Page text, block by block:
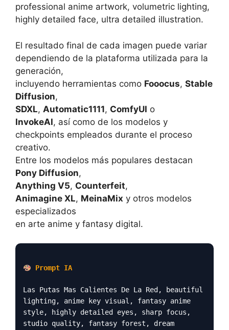
professional anime artwork, volumetric lighting,
highly detailed face, ultra detailed illustration.
El resultado final de cada imagen puede variar
dependiendo de la plataforma utilizada para la
generación,
incluyendo herramientas como Fooocus, Stable
Diffusion,
SDXL, Automatic1111, ComfyUI o
InvokeAI, así como de los modelos y
checkpoints empleados durante el proceso
creativo.
Entre los modelos más populares destacan
Pony Diffusion,
Anything V5, Counterfeit,
Animagine XL, MeinaMix y otros modelos
especializados
en arte anime y fantasy digital.
Prompt IA
Las Putas Mas Calientes De La Red, beautiful
lighting, anime key visual, fantasy anime
style, highly detailed eyes, sharp focus,
studio quality, fantasy forest, dream